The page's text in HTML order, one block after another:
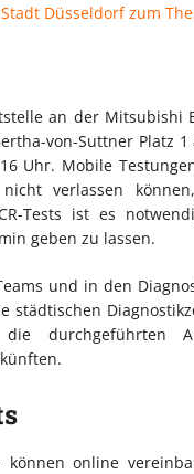
Düsseldorf zum
an der Mitsubishi
von-Suttner Platz
Uhr. Mobile
nicht verlassen
Tests ist es
geben zu lassen.
und in den
städtischen
durchgeführten
können online